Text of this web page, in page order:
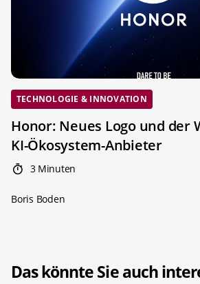
TECHNOLOGIE & INNOVATION
Honor: Neues Logo und der
KI-Ökosystem-Anbieter
3 Minuten
Boris Boden
Das könnte Sie auch